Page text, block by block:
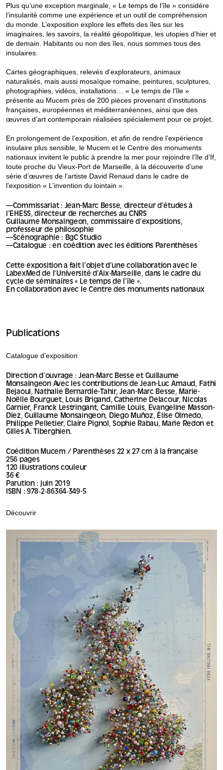
Plus qu’une exception marginale, « Le temps de l’île » considère
l’insularité comme une expérience et un outil de compréhension
du monde. L’exposition explore les effets des îles sur les
imaginaires, les savoirs, la réalité géopolitique, les utopies d’hier et
de demain. Habitants ou non des îles, nous sommes tous des
insulaires.
Cartes géographiques, relevés d’explorateurs, animaux
naturalisés, mais aussi mosaïque romaine, peintures, sculptures,
photographies, vidéos, installations… « Le temps de l’île »
présente au Mucem près de 200 pièces provenant d’institutions
françaises, européennes et méditerranéennes, ainsi que des
œuvres d’art contemporain réalisées spécialement pour ce projet.
En prolongement de l’exposition, et afin de rendre l’expérience
insulaire plus sensible, le Mucem et le Centre des monuments
nationaux invitent le public à prendre la mer pour rejoindre l’île d’If,
toute proche du Vieux-Port de Marseille, à la découverte d’une
série d’œuvres de l’artiste David Renaud dans le cadre de
l’exposition « L’invention du lointain ».
—Commissariat : Jean-Marc Besse, directeur d’études à
l’EHESS, directeur de recherches au CNRS
Guillaume Monsaingeon, commissaire d’expositions,
professeur de philosophie
—Scénographie : BgC Studio
—Catalogue : en coédition avec les éditions Parenthèses
Cette exposition a fait l’objet d’une collaboration avec le
LabexMed de l’Université d’Aix-Marseille, dans le cadre du
cycle de séminaires « Le temps de l’île ».
En collaboration avec le Centre des monuments nationaux
Publications
Catalogue d’exposition
Direction d’ouvrage : Jean-Marc Besse et Guillaume
Monsaingeon Avec les contributions de Jean-Luc Arnaud, Fathi
Bejaoui, Nathalie Bernardie-Tahir, Jean-Marc Besse, Marie-
Noëlle Bourguet, Louis Brigand, Catherine Delacour, Nicolas
Garnier, Franck Lestringant, Camille Louis, Evangeline Masson-
Diez, Guillaume Monsaingeon, Diego Muñoz, Élise Olmedo,
Philippe Pelletier, Claire Pignol, Sophie Rabau, Marie Redon et
Gilles A. Tiberghien.
Coédition Mucem / Parenthèses 22 x 27 cm à la française
256 pages
120 illustrations couleur
36 €
Parution : juin 2019
ISBN : 978‑2‑86364‑349-5
Découvrir